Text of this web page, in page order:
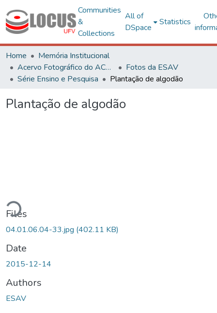
Communities
&
Collections
All of
DSpace
Statistics
Home
Memória Institucional
Acervo Fotográfico do ACH-UFV
Fotos da ESAV
Série Ensino e Pesquisa
Plantação de algodão
Plantação de algodão
Files
04.01.06.04-33.jpg (402.11 KB)
Date
2015-12-14
Authors
ESAV